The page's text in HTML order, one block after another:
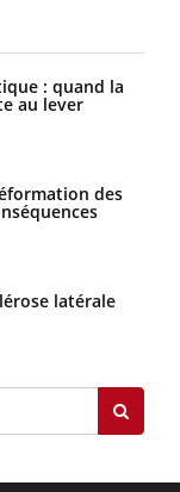
: quand la
au lever
des
latérale